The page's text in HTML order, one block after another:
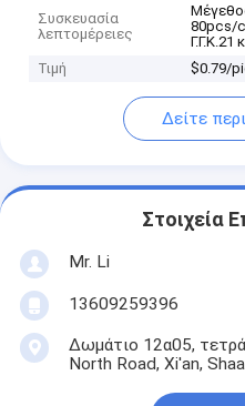
Συσκευασία
λεπτομέρειες
80pcs/
Γ.Γ.Κ.21
Τιμή
$0.79/
Δείτε
Στοιχεία
Mr. Li
13609259396
Δωμάτιο 12α05,
North Road, Xi'an,